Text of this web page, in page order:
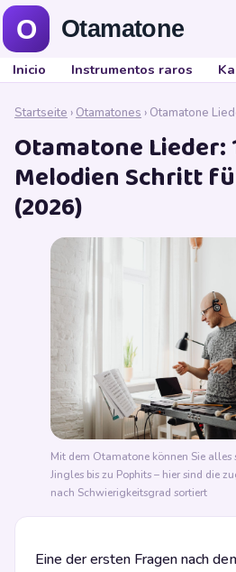
Inicio Instrumentos raros
Startseite › Otamatones › Otamatone
Otamatone Lieder:
Melodien Schritt
(2026)
Mit dem Otamatone können Sie alles
Jingles bis zu Pophits – hier sind die
nach Schwierigkeitsgrad sortiert
Eine der ersten Fragen nach